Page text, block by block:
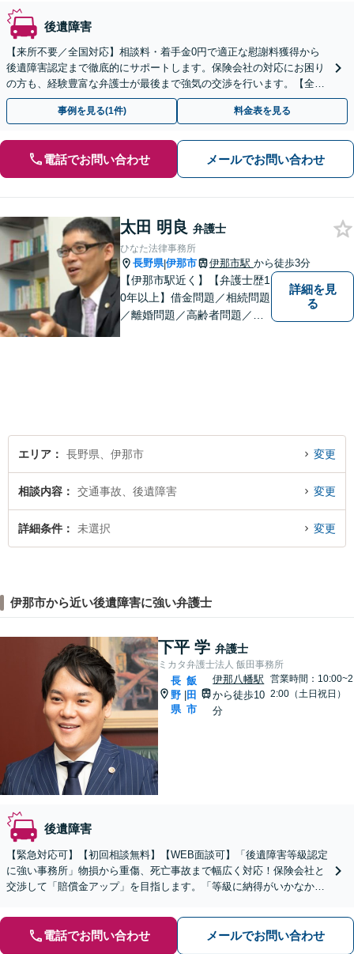
後遺障害
【来所不要／全国対応】相談料・着手金0円で適正な慰謝料獲得から
後遺障害認定まで徹底的にサポートします。保険会社の対応にお困り
の方も、経験豊富な弁護士が最後まで強気の交渉を行います。【全国
13拠点】お気軽にご相談ください。
事例を見る(1件) 料金表を見る
電話でお問い合わせ メールでお問い合わせ
太田 明良 弁護士
ひなた法律事務所
長野県|伊那市 伊那市駅 から徒歩3分
【伊那市駅近く】【弁護士歴1
0年以上】借金問題／相続問題
／離婚問題／高齢者問題／相
詳細を見
る
エリア 長野県、伊那市 変更
相談内容 交通事故、後遺障害 変更
詳細条件 未選択 変更
伊那市から近い後遺障害に強い弁護士
下平 学 弁護士
ミカタ弁護士法人 飯田事務所
長
野
県
飯
田
市
伊那八幡駅
から徒歩10
分
営業時間：10:00~2
2:00（土日祝日）
後遺障害
【緊急対応可】【初回相談無料】【WEB面談可】「後遺障害等級認定
に強い事務所」物損から重傷、死亡事故まで幅広く対応！保険会社と
交渉して「賠償金アップ」を目指します。「等級に納得がいかなかっ
電話でお問い合わせ メールでお問い合わせ